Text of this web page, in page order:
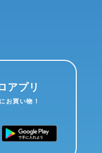
アプリ
お買い物！